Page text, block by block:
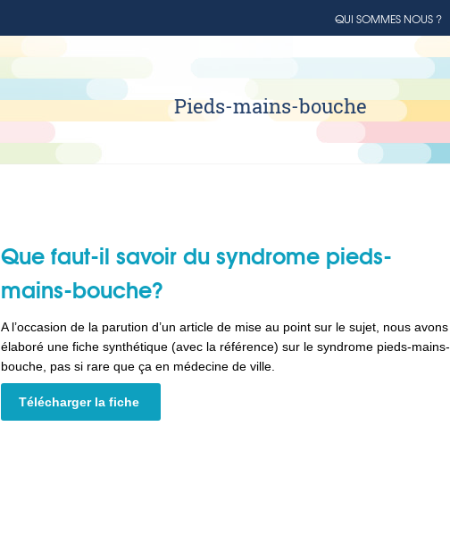
QUI SOMMES NOUS ?
Pieds-mains-bouche
Que faut-il savoir du syndrome pieds-
mains-bouche?
A l’occasion de la parution d’un article de mise au point sur le sujet, nous avons
élaboré une fiche synthétique (avec la référence) sur le syndrome pieds-mains-
bouche, pas si rare que ça en médecine de ville.
Télécharger la fiche